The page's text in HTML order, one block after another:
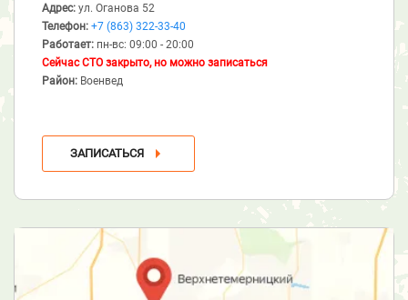
Адрес: ул. Оганова 52
Телефон: +7 (863) 322-33-40
Работает: пн-вс: 09:00 - 20:00
Сейчас СТО закрыто, но можно записаться
Район: Военвед
ЗАПИСАТЬСЯ